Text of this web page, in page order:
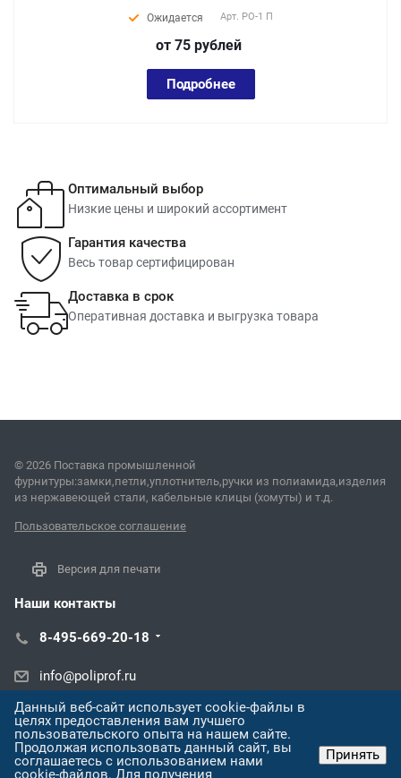
Ожидается Арт. РО-1 П
от 75 рублей
Подробнее
Оптимальный выбор
Низкие цены и широкий ассортимент
Гарантия качества
Весь товар сертифицирован
Доставка в срок
Оперативная доставка и выгрузка товара
© 2026 Поставка промышленной
фурнитуры:замки,петли,уплотнитель,ручки из полиамида,изделия
из нержавеющей стали, кабельные клицы (хомуты) и т.д.
Пользовательское соглашение
Версия для печати
Наши контакты
8-495-669-20-18
info@poliprof.ru
Омская ул., 221
Данный веб-сайт использует cookie-файлы в
целях предоставления вам лучшего
пользовательского опыта на нашем сайте.
Продолжая использовать данный сайт, вы
соглашаетесь с использованием нами
cookie-файлов. Для получения
Принять